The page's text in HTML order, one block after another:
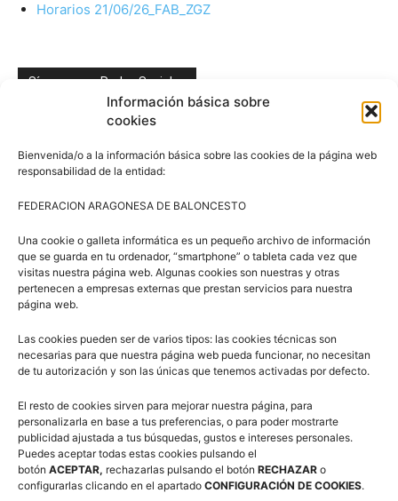
Información básica sobre
cookies
Bienvenida/o a la información básica sobre las cookies de la página web
responsabilidad de la entidad:
FEDERACION ARAGONESA DE BALONCESTO
Una cookie o galleta informática es un pequeño archivo de información
que se guarda en tu ordenador, “smartphone” o tableta cada vez que
visitas nuestra página web. Algunas cookies son nuestras y otras
pertenecen a empresas externas que prestan servicios para nuestra
página web.
Las cookies pueden ser de varios tipos: las cookies técnicas son
necesarias para que nuestra página web pueda funcionar, no necesitan
de tu autorización y son las únicas que tenemos activadas por defecto.
El resto de cookies sirven para mejorar nuestra página, para
personalizarla en base a tus preferencias, o para poder mostrarte
publicidad ajustada a tus búsquedas, gustos e intereses personales.
Puedes aceptar todas estas cookies pulsando el
botón ACEPTAR, rechazarlas pulsando el botón RECHAZAR o
configurarlas clicando en el apartado CONFIGURACIÓN DE COOKIES.
Horarios 21/06/26_FAB_ZGZ
Síguenos en Redes Sociales
Suscríbete a nuestra Newsletter
Correo electrónico (requerido)
Consiento el uso de mis datos personales para recibir
publicidad de su entidad.